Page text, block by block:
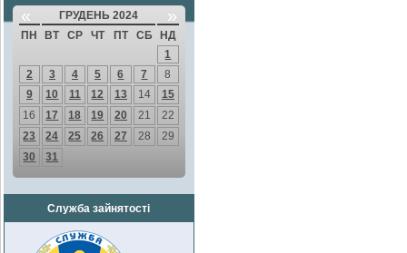
« ГРУДЕНЬ 2024 »
ПН ВТ СР ЧТ ПТ СБ
НД
1
2
3 4 5 6 7
8
9
10 11 12 13 14
15
16
17 18 19 20 21
22
23
24 25 26 27 28
29
30
31
Служба зайнятості